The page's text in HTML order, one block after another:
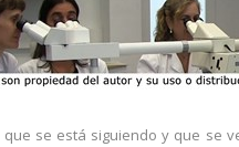
se está siguiendo y que se